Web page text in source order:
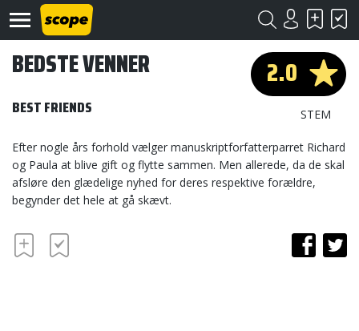
Om
Scope
2.0
STEM
BEDSTE VENNER
BEST FRIENDS
Efter nogle års forhold vælger manuskriptforfatterparret Richard
og Paula at blive gift og flytte sammen. Men allerede, da de skal
afsløre den glædelige nyhed for deres respektive forældre,
begynder det hele at gå skævt.